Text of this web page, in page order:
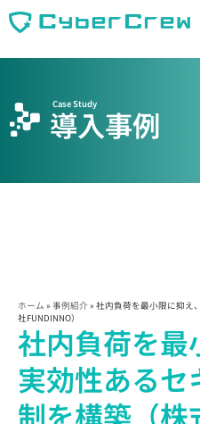
導入事例
Case Study
ホーム » 事例紹介 » 社内負荷を最小限に抑え
社FUNDINNO）
社内負荷を最
実効性あるセ
制を構築（株